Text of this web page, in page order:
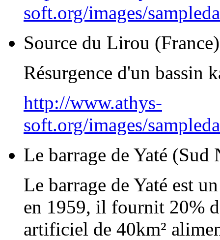
soft.org/images/
Source du Lirou (France)
Résurgence d'un bassin
http://www.athys-
soft.org/images/
Le barrage de Yaté
Le barrage de Yaté est
en 1959, il fournit 20%
artificiel de 40km²